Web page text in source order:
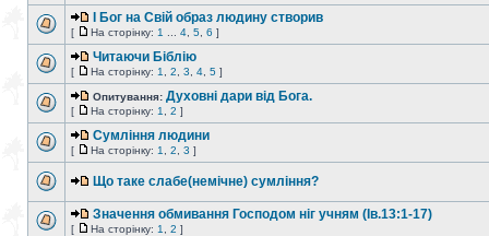
І Бог на Свій образ людину створив
[ На сторінку: 1 4 5 6 ]
Читаючи Біблію
[ На сторінку: 1 2 3 4 5 ]
Опитування: Духовні дари від Бога.
[ На сторінку: 1 2 ]
Сумління людини
[ На сторінку: 1 2 3 ]
Що таке слабе(немічне) сумління?
Значення обмивання Господом ніг учням (Ів.13:1-17)
[ На сторінку: 1 2 ]